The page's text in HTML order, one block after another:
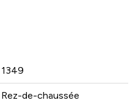
1349
Rez-de-chaussée